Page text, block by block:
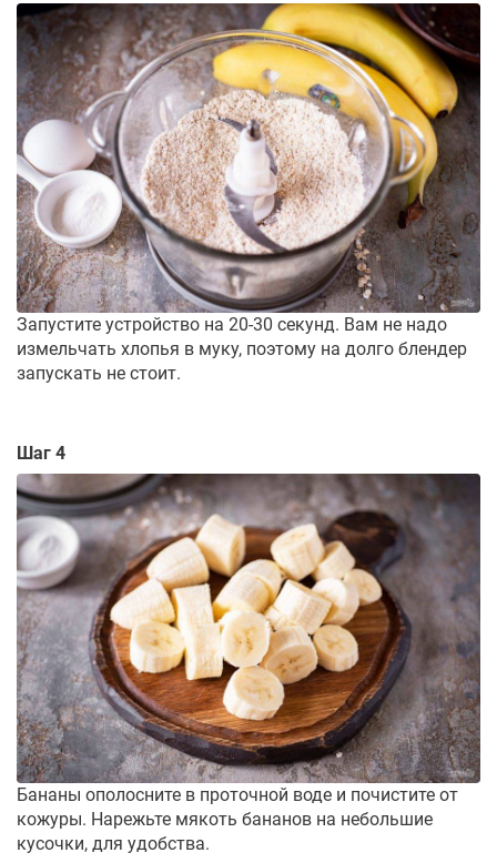
Запустите устройство на 20-30 секунд. Вам не надо
измельчать хлопья в муку, поэтому на долго блендер
запускать не стоит.
Шаг 4
Бананы ополосните в проточной воде и почистите от
кожуры. Нарежьте мякоть бананов на небольшие
кусочки, для удобства.